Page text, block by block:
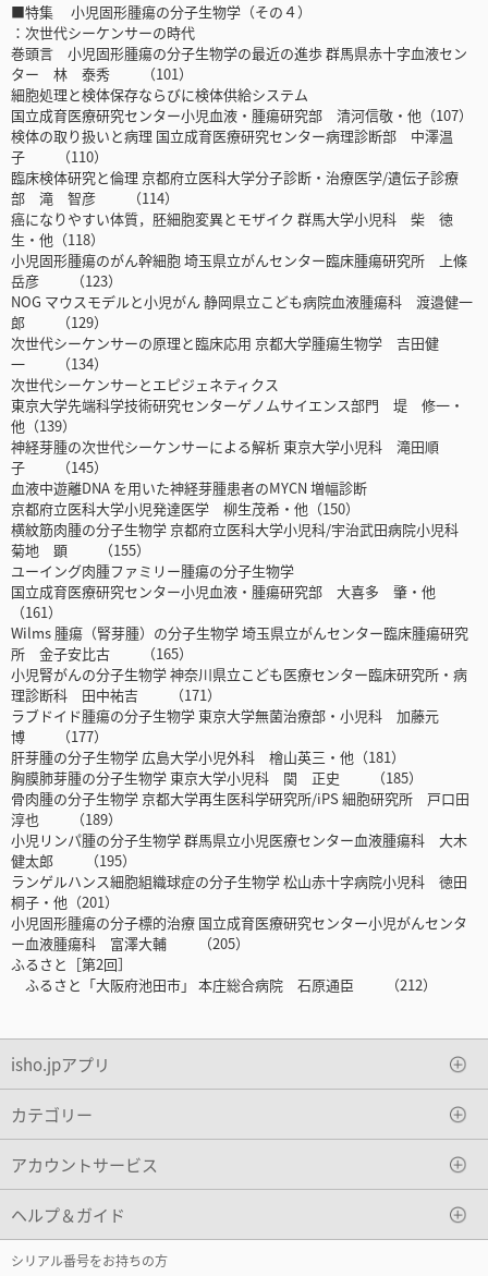
■特集 小児固形腫瘍の分子生物学（その４）
：次世代シーケンサーの時代
巻頭言 小児固形腫瘍の分子生物学の最近の進歩 群馬県赤十字血液セン
ター 林 泰秀 （101）
細胞処理と検体保存ならびに検体供給システム
国立成育医療研究センター小児血液・腫瘍研究部 清河信敬・他（107）
検体の取り扱いと病理 国立成育医療研究センター病理診断部 中澤温
子 （110）
臨床検体研究と倫理 京都府立医科大学分子診断・治療医学/遺伝子診療
部 滝 智彦 （114）
癌になりやすい体質，胚細胞変異とモザイク 群馬大学小児科 柴 徳
生・他（118）
小児固形腫瘍のがん幹細胞 埼玉県立がんセンター臨床腫瘍研究所 上條
岳彦 （123）
NOG マウスモデルと小児がん 静岡県立こども病院血液腫瘍科 渡邉健一
郎 （129）
次世代シーケンサーの原理と臨床応用 京都大学腫瘍生物学 吉田健
一 （134）
次世代シーケンサーとエピジェネティクス
東京大学先端科学技術研究センターゲノムサイエンス部門 堤 修一・
他（139）
神経芽腫の次世代シーケンサーによる解析 東京大学小児科 滝田順
子 （145）
血液中遊離DNA を用いた神経芽腫患者のMYCN 増幅診断
京都府立医科大学小児発達医学 柳生茂希・他（150）
横紋筋肉腫の分子生物学 京都府立医科大学小児科/宇治武田病院小児科
菊地 顕 （155）
ユーイング肉腫ファミリー腫瘍の分子生物学
国立成育医療研究センター小児血液・腫瘍研究部 大喜多 肇・他
（161）
Wilms 腫瘍（腎芽腫）の分子生物学 埼玉県立がんセンター臨床腫瘍研究
所 金子安比古 （165）
小児腎がんの分子生物学 神奈川県立こども医療センター臨床研究所・病
理診断科 田中祐吉 （171）
ラブドイド腫瘍の分子生物学 東京大学無菌治療部・小児科 加藤元
博 （177）
肝芽腫の分子生物学 広島大学小児外科 檜山英三・他（181）
胸膜肺芽腫の分子生物学 東京大学小児科 関 正史 （185）
骨肉腫の分子生物学 京都大学再生医科学研究所/iPS 細胞研究所 戸口田
淳也 （189）
小児リンパ腫の分子生物学 群馬県立小児医療センター血液腫瘍科 大木
健太郎 （195）
ランゲルハンス細胞組織球症の分子生物学 松山赤十字病院小児科 徳田
桐子・他（201）
小児固形腫瘍の分子標的治療 国立成育医療研究センター小児がんセンタ
ー血液腫瘍科 富澤大輔 （205）
ふるさと［第2回］
ふるさと「大阪府池田市」 本庄総合病院 石原通臣 （212）
isho.jpアプリ
カテゴリー
アカウントサービス
ヘルプ＆ガイド
シリアル番号をお持ちの方